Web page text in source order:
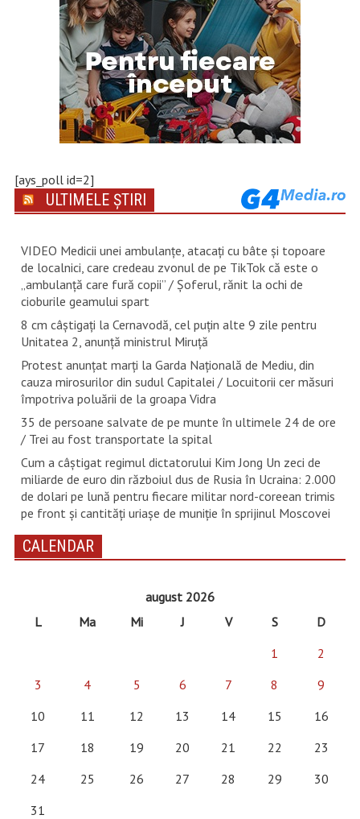
[ays_poll id=2]
ULTIMELE ȘTIRI
VIDEO Medicii unei ambulanțe, atacați cu bâte și topoare
de localnici, care credeau zvonul de pe TikTok că este o
„ambulanță care fură copii” / Șoferul, rănit la ochi de
cioburile geamului spart
8 cm câștigați la Cernavodă, cel puțin alte 9 zile pentru
Unitatea 2, anunță ministrul Miruță
Protest anunțat marți la Garda Națională de Mediu, din
cauza mirosurilor din sudul Capitalei / Locuitorii cer măsuri
împotriva poluării de la groapa Vidra
35 de persoane salvate de pe munte în ultimele 24 de ore
/ Trei au fost transportate la spital
Cum a câștigat regimul dictatorului Kim Jong Un zeci de
miliarde de euro din războiul dus de Rusia în Ucraina: 2.000
de dolari pe lună pentru fiecare militar nord-coreean trimis
pe front și cantități uriașe de muniție în sprijinul Moscovei
CALENDAR
august 2026
L
Ma Mi J V S
D
1
2
3
4 5 6 7 8
9
10
11 12 13 14 15
16
17
18 19 20 21 22
23
24
25 26 27 28 29
30
31